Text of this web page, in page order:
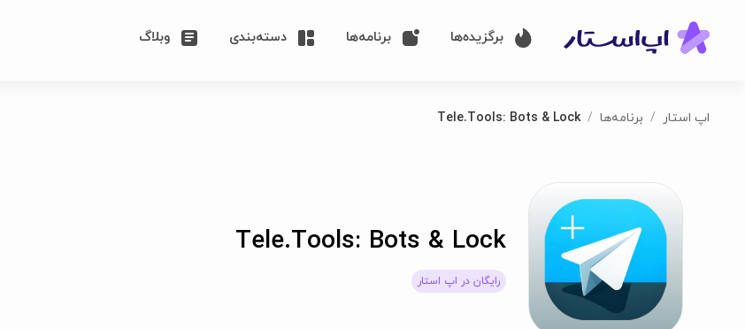
برگزیده‌ها برنامه‌ها دسته‌بندی وبلاگ
اپ استار برنامه‌ها Tele.Tools: Bots & Lock
Tele.Tools: Bots & Lock
رایگان در اپ استار